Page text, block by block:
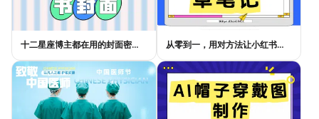
十二星座博主都在用的封面密码，星座小红书封面标题这样写才吸睛 从零到一，用对方法让小红书种草笔记的流量自己找上门